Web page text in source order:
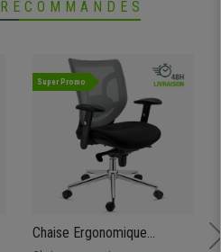
RECOMMANDÉS
Super Promo
Chaise Ergonomique